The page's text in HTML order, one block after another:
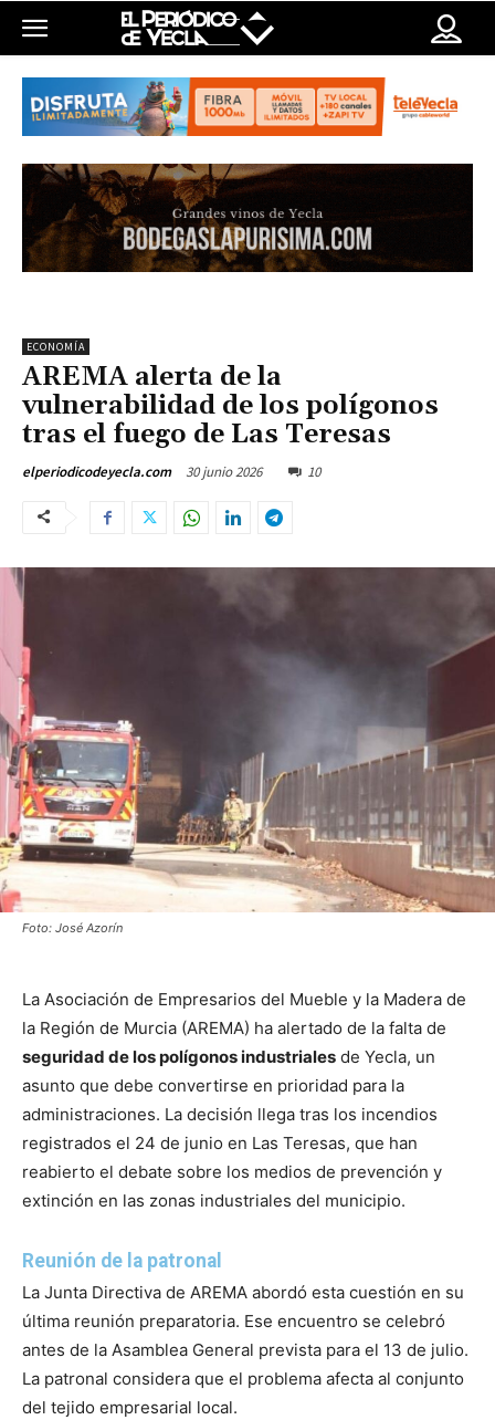
ECONOMÍA
AREMA alerta de la
vulnerabilidad de los polígonos
tras el fuego de Las Teresas
elperiodicodeyecla.com 30 junio 2026 10
Foto: José Azorín
La Asociación de Empresarios del Mueble y la Madera de
la Región de Murcia (AREMA) ha alertado de la falta de
seguridad de los polígonos industriales de Yecla, un
asunto que debe convertirse en prioridad para la
administraciones. La decisión llega tras los incendios
registrados el 24 de junio en Las Teresas, que han
reabierto el debate sobre los medios de prevención y
extinción en las zonas industriales del municipio.
Reunión de la patronal
La Junta Directiva de AREMA abordó esta cuestión en su
última reunión preparatoria. Ese encuentro se celebró
antes de la Asamblea General prevista para el 13 de julio.
La patronal considera que el problema afecta al conjunto
del tejido empresarial local.